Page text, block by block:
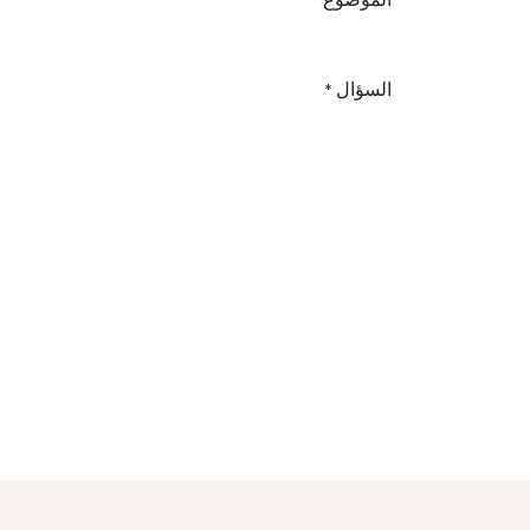
السؤال *